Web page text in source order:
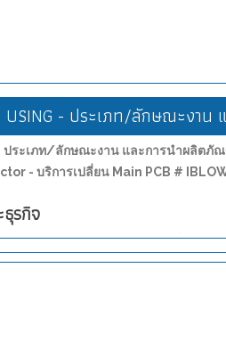
USING - ประเภท/ลักษณะงา
- ประเภท/ลักษณะงาน และการนำผลิตภั
- บริการเปลี่ยน Main PCB #
รกิจ